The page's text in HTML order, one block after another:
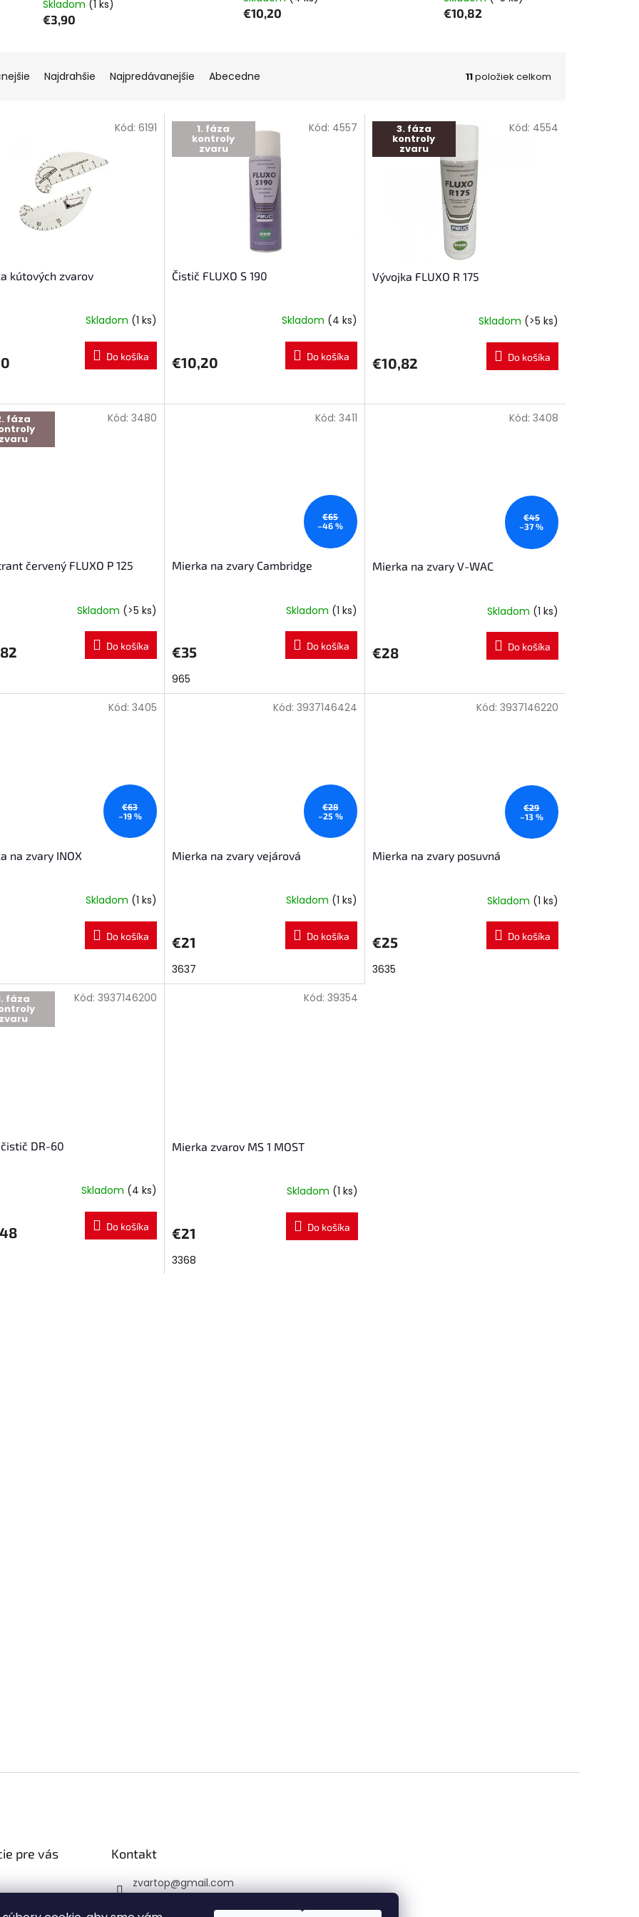
Skladom (1 ks)
€3,90
€10,20
€10,82
Najdrahšie Najpredávanejšie Abecedne 11položiek celkom
kútových zvarov
Skladom (1 ks)
Do košíka
Kód: 6191 1. fáza
kontroly
zvaru
Čistič FLUXO S 190
Skladom (4 ks)
€10,20 Do košíka
Kód: 4557 3. fáza
kontroly
zvaru
Vývojka FLUXO R 175
Skladom (>5 ks)
€10,82 Do košíka
Kód: 4554
fáza
červený FLUXO P 125
Skladom (>5 ks)
Do košíka
Kód: 3480
€65
–46 %
Mierka na zvary Cambridge
Skladom (1 ks)
€35 Do košíka
965
Kód: 3411
€45
–37 %
Mierka na zvary V-WAC
Skladom (1 ks)
€28 Do košíka
Kód: 3408
€63
–19 %
na zvary INOX
Skladom (1 ks)
Do košíka
Kód: 3405
€28
–25 %
Mierka na zvary vejárová
Skladom (1 ks)
€21 Do košíka
3637
Kód: 3937146424
€29
–13 %
Mierka na zvary posuvná
Skladom (1 ks)
€25 Do košíka
3635
Kód: 3937146220
fáza
DR-60
Skladom (4 ks)
Do košíka
Kód: 3937146200
Mierka zvarov MS 1 MOST
Skladom (1 ks)
€21 Do košíka
3368
Kód: 39354
pre vás
platba
Kontakt
zvartop@gmail.com